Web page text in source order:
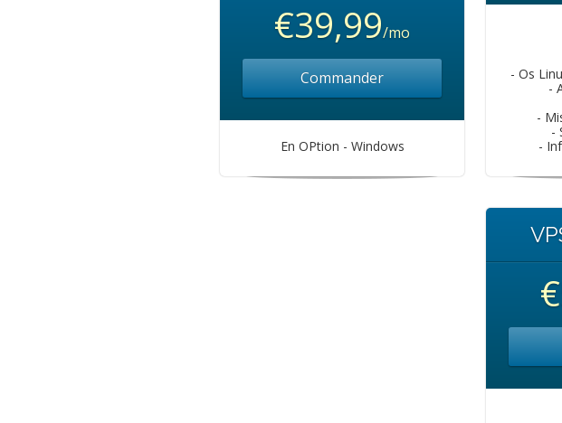
€39,99/mo
Commander
En OPtion - Windows
- Os
-
-
-
-